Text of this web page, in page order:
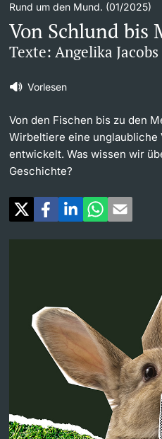
weitere Informationen
weitere Informationen
News
Ehrungen & Preise
Newsletter
Universität in den Medien
Veranstaltungskalender
UNI NOVA
UNI NOVA – Alle Ausgaben
UNI NOVA bestellen
Mediadaten
Ukraine
Studium
Forschung
Lehre
Weiterbildung
Universität
Vorlesen
Rund um den Mund. (01/2025)
Von Schlund bis
Texte: Angelika
Von den Fischen bis zu den
Wirbeltiere eine
entwickelt. Was wissen wir
Geschichte?